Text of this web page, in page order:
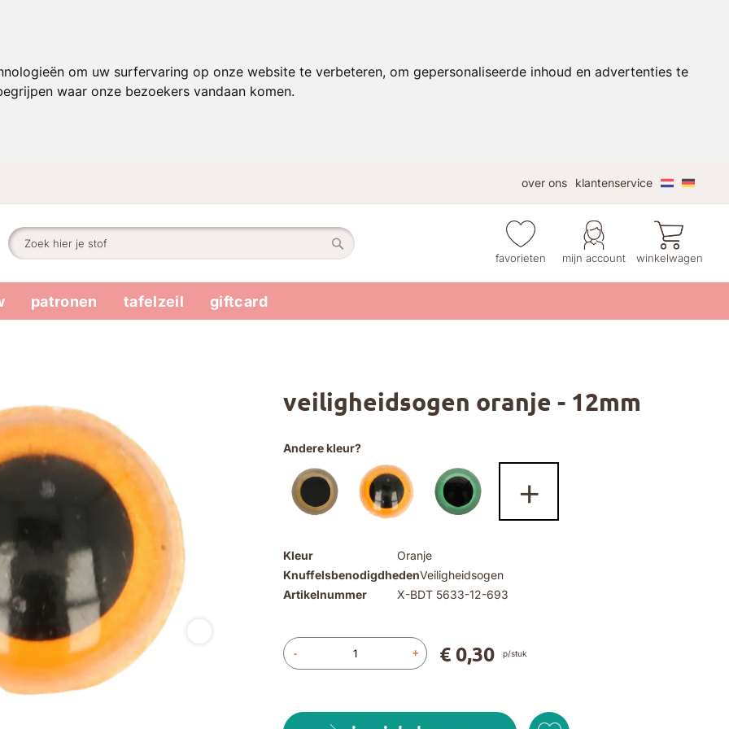
om uw surfervaring op onze website te verbeteren, om gepersonaliseerde inhoud en advertenties te
waar onze bezoekers vandaan komen.
over ons
klantenservice
Zoek mijn account
favorieten winkelwagen
patronen tafelzeil giftcard
veiligheidsogen oranje - 12mm
Kleur
Oranje
KnuffelsbenodigdhedenVeiligheidsogen
Artikelnummer
X-BDT 5633-12-693
- + € 0,30 p/stuk
Andere kleur?
+